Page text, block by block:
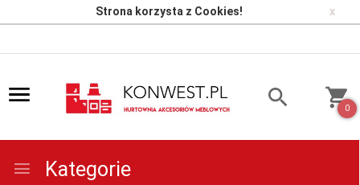
Strona korzysta z Cookies! x
0
Kategorie